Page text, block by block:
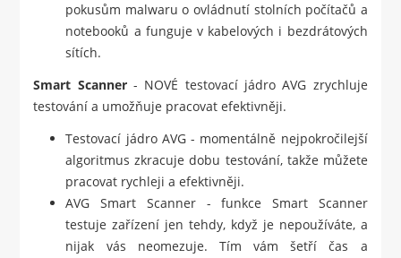
pokusům malwaru o ovládnutí stolních počítačů a
notebooků a funguje v kabelových i bezdrátových
sítích.
Smart Scanner- NOVÉ testovací jádro AVG zrychluje
testování a umožňuje pracovat efektivněji.
Testovací jádro AVG - momentálně nejpokročilejší
algoritmus zkracuje dobu testování, takže můžete
pracovat rychleji a efektivněji.
AVG Smart Scanner - funkce Smart Scanner
testuje zařízení jen tehdy, když je nepoužíváte, a
nijak vás neomezuje. Tím vám šetří čas a